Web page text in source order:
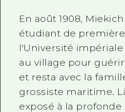
En août 1908,
étudiant de
l'Université impériale
au village pour
et resta avec la
grossiste maritime.
exposé à la